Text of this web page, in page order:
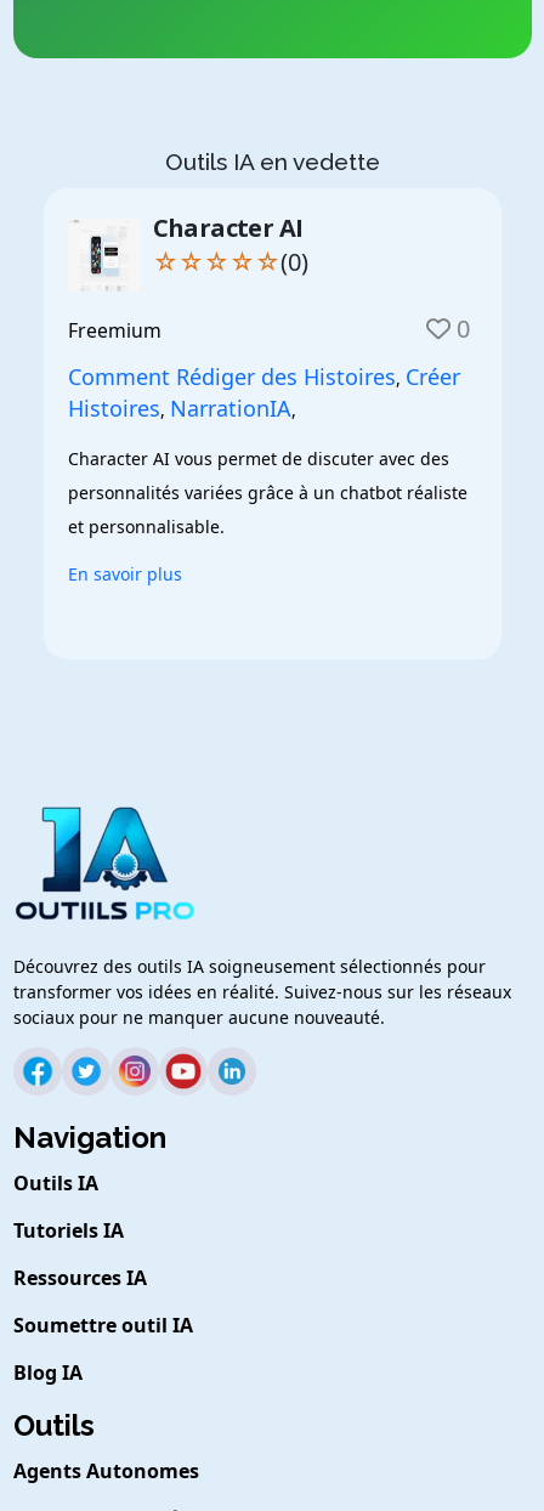
Outils IA en vedette
Character AI
☆☆☆☆☆(0)
Freemium 0
Comment Rédiger des Histoires, Créer
Histoires, NarrationIA,
Character AI vous permet de discuter avec des
personnalités variées grâce à un chatbot réaliste
et personnalisable.
En savoir plus
Découvrez des outils IA soigneusement sélectionnés pour
transformer vos idées en réalité. Suivez-nous sur les réseaux
sociaux pour ne manquer aucune nouveauté.
Navigation
Outils IA
Tutoriels IA
Ressources IA
Soumettre outil IA
Blog IA
Outils
Agents Autonomes